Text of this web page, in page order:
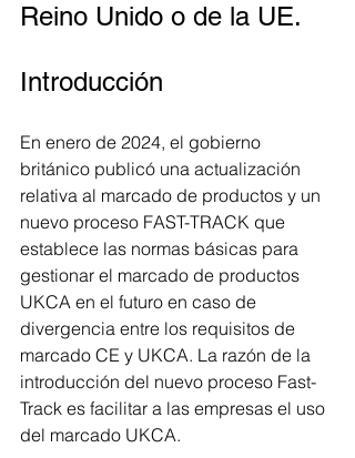
Reino Unido o de la UE.
Introducción
En enero de 2024, el gobierno
británico publicó una actualización
relativa al marcado de productos y un
nuevo proceso FAST-TRACK que
establece las normas básicas para
gestionar el marcado de productos
UKCA en el futuro en caso de
divergencia entre los requisitos de
marcado CE y UKCA. La razón de la
introducción del nuevo proceso Fast-
Track es facilitar a las empresas el uso
del marcado UKCA.